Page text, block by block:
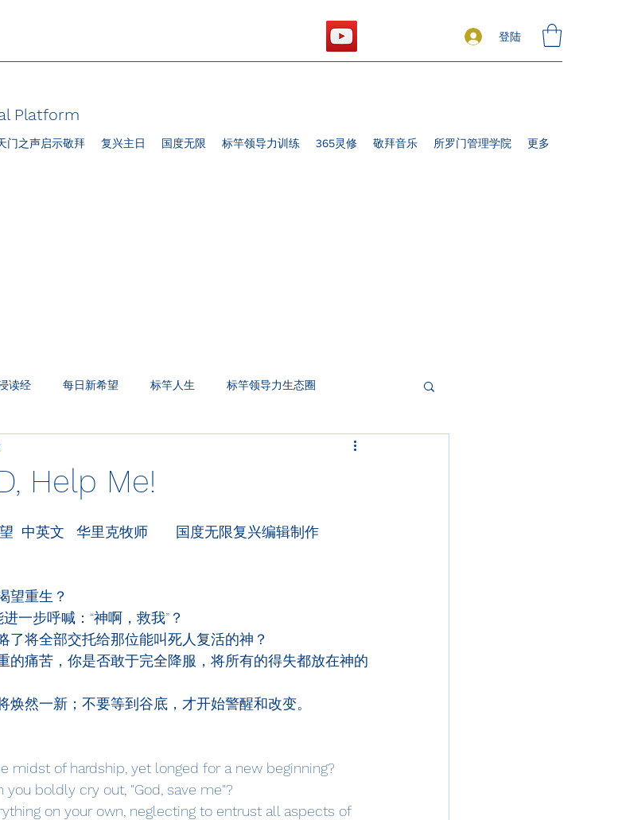
登陆
Platform
门之声启示敬拜 复兴主日 国度无限 标竿领导力训练 365灵修 敬拜音乐 所罗门管理学院 更多
读经 每日新希望 标竿人生 标竿领导力生态圈
Help Me!
中英文   华里克牧师       国度无限复兴编辑制作
望重生？
一步呼喊：“神啊，救我”？
了将全部交托给那位能叫死人复活的神？
的痛苦，你是否敢于完全降服，将所有的得失都放在神的
然一新；不要等到谷底，才开始警醒和改变。
midst of hardship, yet longed for a new beginning?
you boldly cry out, "God, save me"?
on your own, neglecting to entrust all aspects of